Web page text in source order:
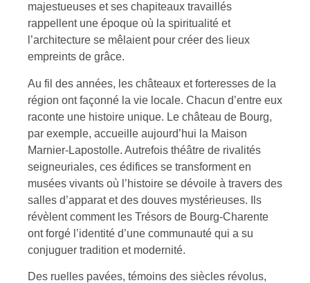
majestueuses et ses chapiteaux travaillés
rappellent une époque où la spiritualité et
l’architecture se mêlaient pour créer des lieux
empreints de grâce.
Au fil des années, les châteaux et forteresses de la
région ont façonné la vie locale. Chacun d’entre eux
raconte une histoire unique. Le château de Bourg,
par exemple, accueille aujourd’hui la Maison
Marnier-Lapostolle. Autrefois théâtre de rivalités
seigneuriales, ces édifices se transforment en
musées vivants où l’histoire se dévoile à travers des
salles d’apparat et des douves mystérieuses. Ils
révèlent comment les Trésors de Bourg-Charente
ont forgé l’identité d’une communauté qui a su
conjuguer tradition et modernité.
Des ruelles pavées, témoins des siècles révolus,